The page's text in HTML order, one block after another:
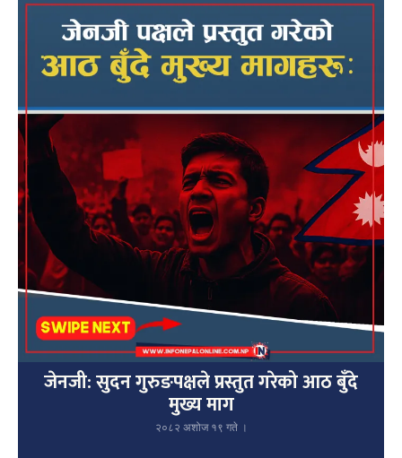
जेनजी: सुदन गुरुङपक्षले प्रस्तुत गरेको आठ बुँदे
मुख्य माग
२०८२ अशोज १९ गते ।